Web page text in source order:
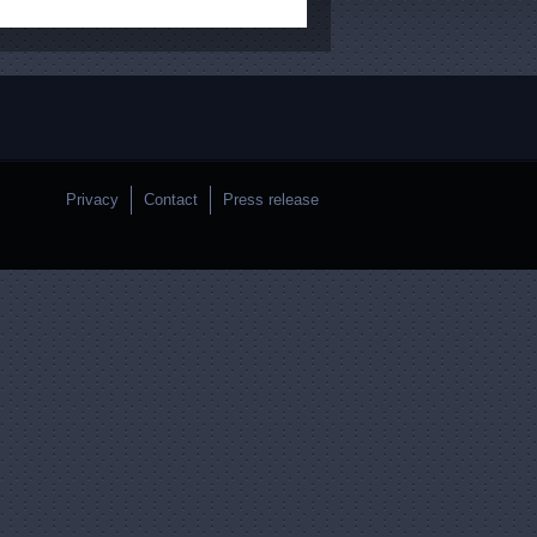
Privacy Contact Press release